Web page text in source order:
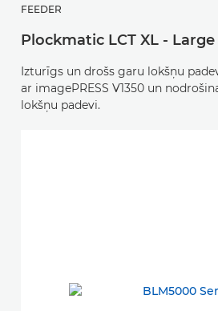
FEEDER
Plockmatic LCT XL -
Izturīgs un drošs garu lokšņu
ar imagePRESS V1350 un
lokšņu padevi.